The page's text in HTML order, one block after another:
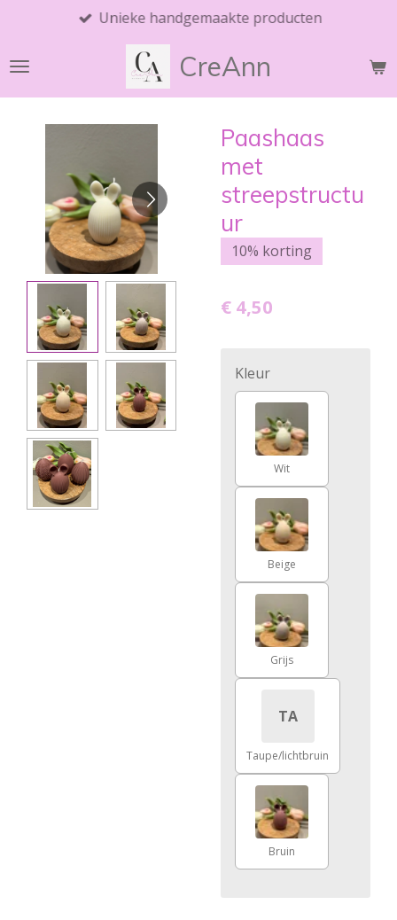
naar
CreAnn
Unieke handgemaakte producten
Paashaas
met
streepstructu
ur
10% korting
€ 4,50
Kleur
Wit
Beige
Grijs
TA
Taupe/lichtbruin
Bruin